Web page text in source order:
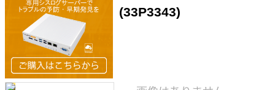
(33P3343)